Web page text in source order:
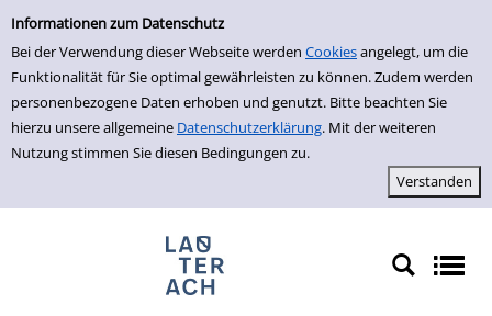
Erweiterte Suche
Informationen zum Datenschutz
Bei der Verwendung dieser Webseite werden Cookiesangelegt, um die
Funktionalität für Sie optimal gewährleisten zu können. Zudem werden
personenbezogene Daten erhoben und genutzt. Bitte beachten Sie
hierzu unsere allgemeine Datenschutzerklärung. Mit der weiteren
Nutzung stimmen Sie diesen Bedingungen zu.
zur Navigation springen
zum Inhalt springen
Zur erweiterten Suche springen